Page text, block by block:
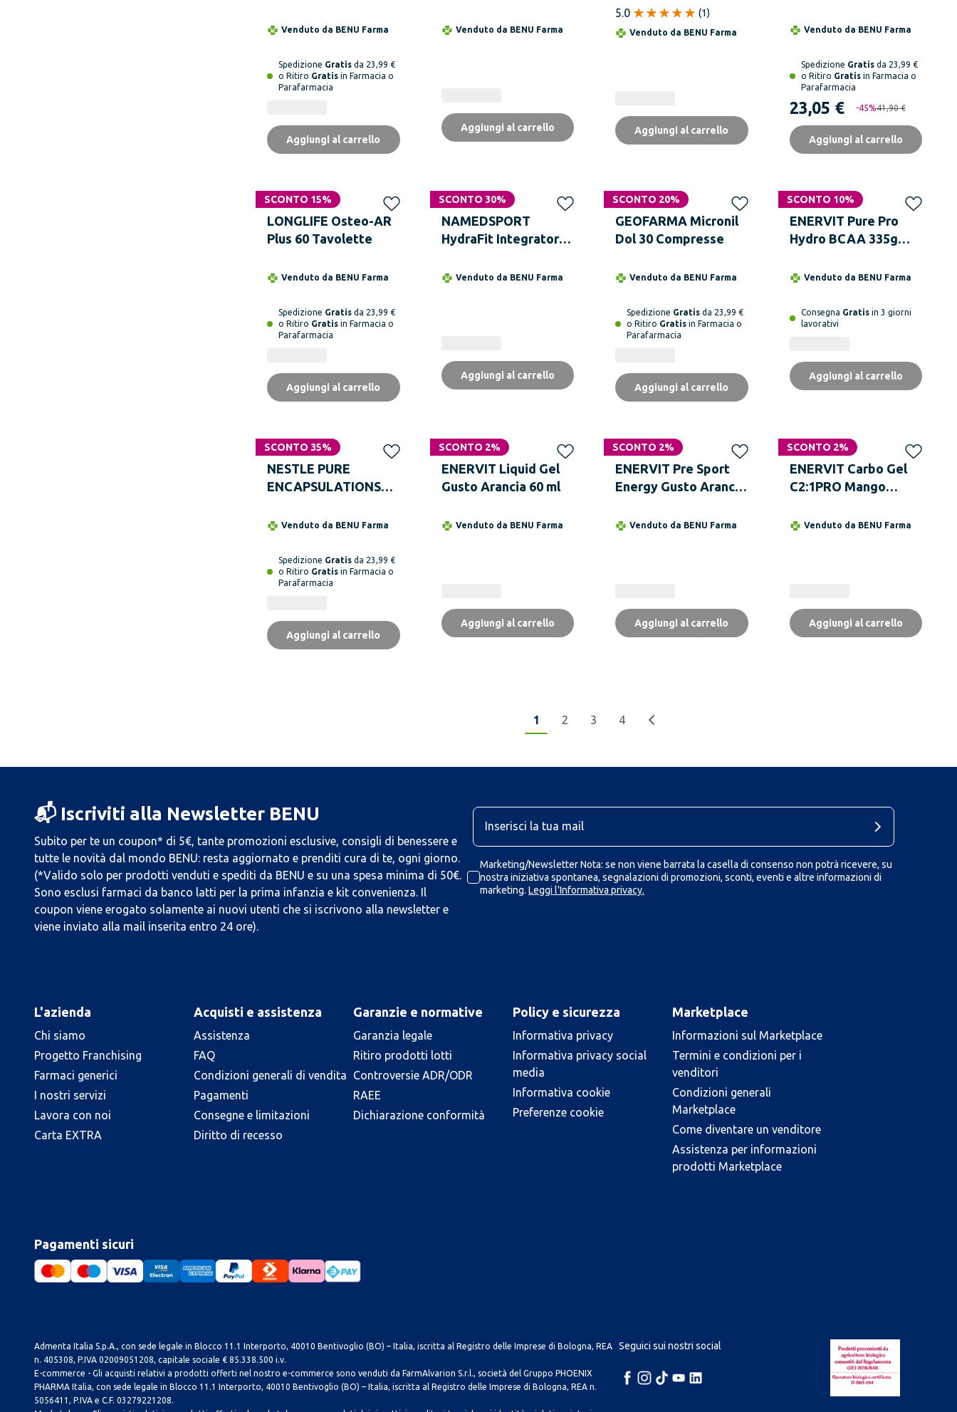
Venduto da BENU Farma
Spedizione Gratis da 23,99 €
o Ritiro Gratis in Farmacia o
Parafarmacia
Aggiungi al carrello
Venduto da BENU Farma
Aggiungi al carrello
Sodio 60 ml
5.0 (1)
Venduto da BENU Farma
Aggiungi al carrello
Capsule
Venduto da BENU Farma
Spedizione Gratisda 23,99 €
o Ritiro Gratisin Farmacia o
Parafarmacia
23,05 € -45%41,90 €
Aggiungi al carrello
SCONTO 15%
LONGLIFE Osteo-AR
Plus 60 Tavolette
Venduto da BENU Farma
Spedizione Gratis da 23,99 €
o Ritiro Gratis in Farmacia o
Parafarmacia
Aggiungi al carrello
SCONTO 30%
NAMEDSPORT
HydraFit Integratore
Arancia Rossa 400 Gr
Venduto da BENU Farma
Aggiungi al carrello
SCONTO 20%
GEOFARMA Micronil
Dol 30 Compresse
Venduto da BENU Farma
Spedizione Gratis da 23,99 €
o Ritiro Gratis in Farmacia o
Parafarmacia
Aggiungi al carrello
SCONTO 10%
ENERVIT Pure Pro
Hydro BCAA 335g
Recupero Muscolare
Venduto da BENU Farma
Consegna Gratisin 3 giorni
lavorativi
Aggiungi al carrello
SCONTO 35%
NESTLE PURE
ENCAPSULATIONS
Venduto da BENU Farma
Spedizione Gratis da 23,99 €
o Ritiro Gratis in Farmacia o
Parafarmacia
Aggiungi al carrello
SCONTO 2%
Solo online
ENERVIT Liquid Gel
Gusto Arancia 60 ml
Venduto da BENU Farma
Aggiungi al carrello
SCONTO 2%
Solo online
ENERVIT Pre Sport
Energy Gusto Arancia
Venduto da BENU Farma
Aggiungi al carrello
SCONTO 2%
ENERVIT Carbo Gel
C2:1PRO Mango
Venduto da BENU Farma
Aggiungi al carrello
1 2 3 4
📬 Iscriviti alla Newsletter BENU
Subito per te un coupon* di 5€, tante promozioni esclusive, consigli di benessere e
tutte le novità dal mondo BENU: resta aggiornato e prenditi cura di te, ogni giorno.
(*Valido solo per prodotti venduti e spediti da BENU e su una spesa minima di 50€.
Sono esclusi farmaci da banco latti per la prima infanzia e kit convenienza. Il
coupon viene erogato solamente ai nuovi utenti che si iscrivono alla newsletter e
viene inviato alla mail inserita entro 24 ore).
Marketing/Newsletter Nota: se non viene barrata la casella di consenso non potrà ricevere, su
nostra iniziativa spontanea, segnalazioni di promozioni, sconti, eventi e altre informazioni di
marketing. Leggi l'Informativa privacy.
L'azienda
Chi siamo
Progetto Franchising
Farmaci generici
I nostri servizi
Lavora con noi
Carta EXTRA
Acquisti e assistenza
Assistenza
FAQ
Condizioni generali di vendita
Pagamenti
Consegne e limitazioni
Diritto di recesso
Garanzie e normative
Garanzia legale
Ritiro prodotti lotti
Controversie ADR/ODR
RAEE
Dichiarazione conformità
Policy e sicurezza
Informativa privacy
Informativa privacy social
media
Informativa cookie
Preferenze cookie
Marketplace
Informazioni sul Marketplace
Termini e condizioni per i
venditori
Condizioni generali
Marketplace
Come diventare un venditore
Assistenza per informazioni
prodotti Marketplace
Pagamenti sicuri
Admenta Italia S.p.A., con sede legale in Blocco 11.1 Interporto, 40010 Bentivoglio (BO) – Italia, iscritta al Registro delle Imprese di Bologna, REA
n. 405308, P.IVA 02009051208, capitale sociale € 85.338.500 i.v.
E-commerce - Gli acquisti relativi a prodotti offerti nel nostro e-commerce sono venduti da FarmAlvarion S.r.l., società del Gruppo PHOENIX
PHARMA Italia, con sede legale in Blocco 11.1 Interporto, 40010 Bentivoglio (BO) – Italia, iscritta al Registro delle Imprese di Bologna, REA n.
5056411, P.IVA e C.F. 03279221208.
Seguici sui nostri social